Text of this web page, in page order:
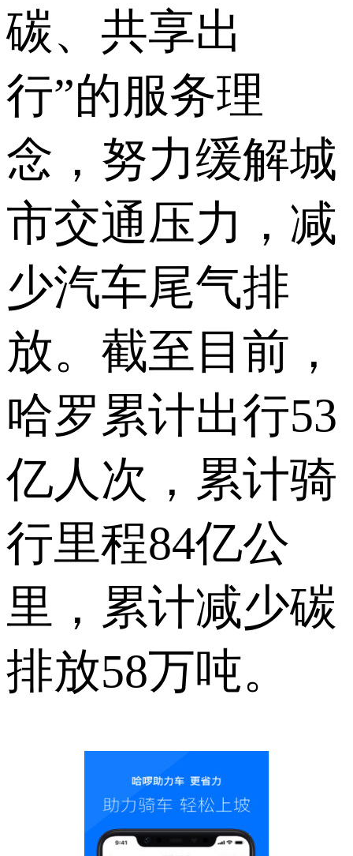
碳、共享出
行”的服务理
念，努力缓解城
市交通压力，减
少汽车尾气排
放。截至目前，
哈罗累计出行53
亿人次，累计骑
行里程84亿公
里，累计减少碳
排放58万吨。